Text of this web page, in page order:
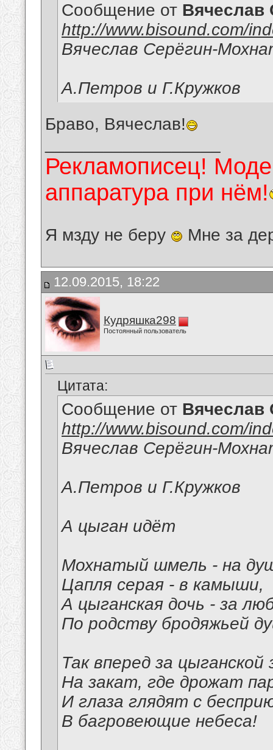
Сообщение от Вячеслав
http://www.bisound.com/
Вячеслав Серёгин-
А.Петров и Г.Кружков
Браво, Вячеслав!
Рекламописец!
аппаратура при нём!
Я мзду не беру Мне за
12.09.2015, 18:22
Кудряшка298
Постоянный пользователь
Цитата:
Сообщение от Вячеслав
http://www.bisound.com/
Вячеслав Серёгин-
А.Петров и Г.Кружков
А цыган идёт
Мохнатый шмель - на
Цапля серая - в камыши,
А цыганская дочь - за
По родству бродяжьей
Так вперед за цыганской
На закат, где дрожат
И глаза глядят с
В багровеющие небеса!